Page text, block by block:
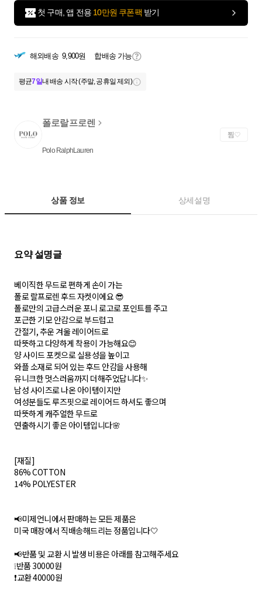
첫 구매, 앱 전용 10만원 쿠폰팩 받기
해외배송 9,900원 합배송 가능
평균7일내 배송 시작 (주말, 공휴일 제외)
폴로랄프로렌
Polo RalphLauren
찜
상품 정보 상세설명
요약 설명글
베이직한 무드로 편하게 손이 가는
폴로 랄프로렌 후드 자켓이에요 😎
폴로만의 고급스러운 포니 로고로 포인트를 주고
포근한 기모 안감으로 부드럽고
간절기, 추운 겨울 레이어드로
따뜻하고 다양하게 착용이 가능해요😊
양 사이드 포켓으로 실용성을 높이고
와플 소재로 되어 있는 후드 안감을 사용해
유니크한 멋스러움까지 더해주었답니다✨
남성 사이즈로 나온 아이템이지만
여성분들도 루즈핏으로 레이어드 하셔도 좋으며
따뜻하게 캐주얼한 무드로
연출하시기 좋은 아이템입니다🌸
[재질]
86% COTTON
14% POLYESTER
📢미제언니에서 판매하는 모든 제품은
미국 매장에서 직배송해드리는 정품입니다🤍
📢반품 및 교환 시 발생 비용은 아래를 참고해주세요
❕반품 30000원